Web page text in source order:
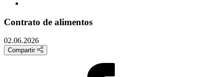
Contrato de alimentos
02.06.2026
Compartir